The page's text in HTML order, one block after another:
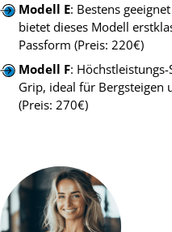
Modell E: Bestens
bietet dieses Modell
Passform (Preis: 220€)
Modell F:
Grip, ideal für Bergsteigen
(Preis: 270€)